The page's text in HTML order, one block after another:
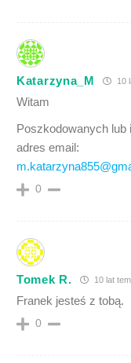
Katarzyna_M 10
Witam
Poszkodowanych lub
adres email:
0
Tomek R. 10 lat
Franek jesteś z tobą.
0